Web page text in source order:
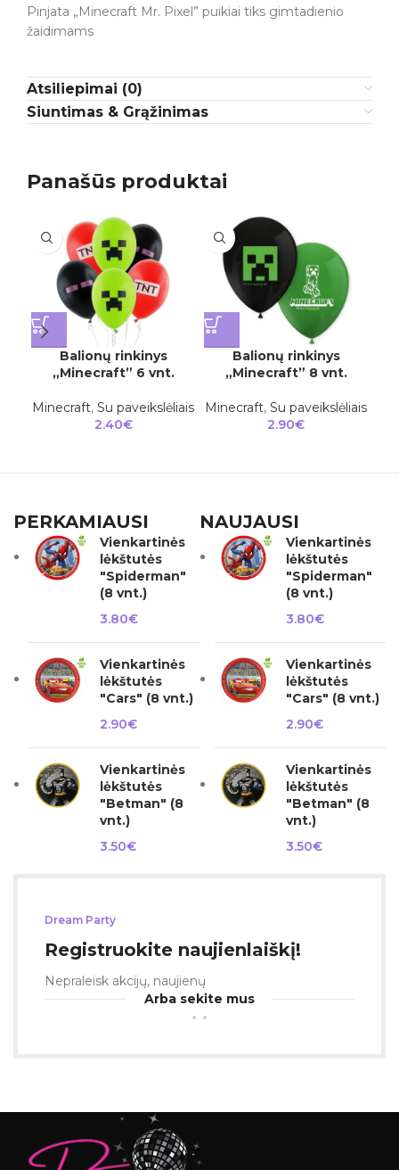
Pinjata „Minecraft Mr. Pixel” puikiai tiks gimtadienio
žaidimams
Atsiliepimai (0)
Siuntimas & Grąžinimas
Panašūs produktai
Balionų rinkinys
„Minecraft” 6 vnt.
Minecraft, Su paveikslėliais
2.40€
Balionų rinkinys
„Minecraft” 8 vnt.
Minecraft, Su paveikslėliais
2.90€
PERKAMIAUSI
Vienkartinės
lėkštutės
"Spiderman"
(8 vnt.)
3.80€
Vienkartinės
lėkštutės
"Cars" (8 vnt.)
2.90€
Vienkartinės
lėkštutės
"Betman" (8
vnt.)
3.50€
NAUJAUSI
Vienkartinės
lėkštutės
"Spiderman"
(8 vnt.)
3.80€
Vienkartinės
lėkštutės
"Cars" (8 vnt.)
2.90€
Vienkartinės
lėkštutės
"Betman" (8
vnt.)
3.50€
Dream Party
Registruokite naujienlaiškį!
Nepraleisk akcijų, naujienų
Arba sekite mus